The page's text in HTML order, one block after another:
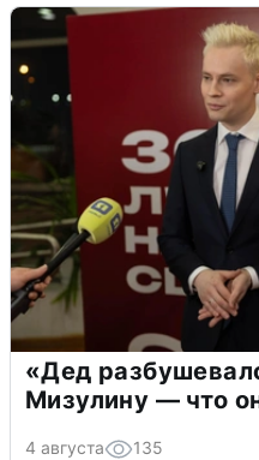
«Дед
Мизулину — что
4 августа 135